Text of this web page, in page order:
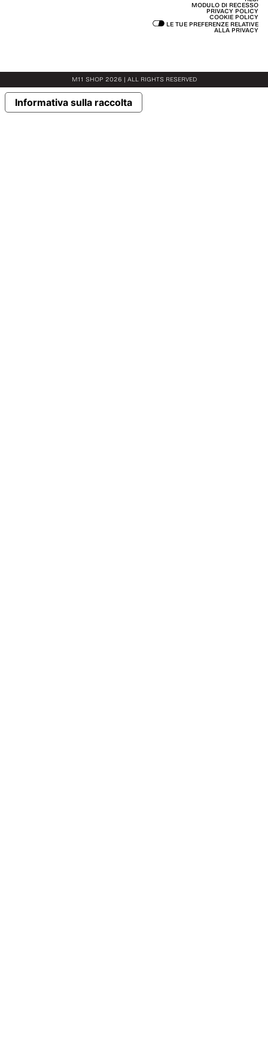
MODULO DI RECESSO
PRIVACY POLICY
COOKIE POLICY
LE TUE PREFERENZE RELATIVE
ALLA PRIVACY
M11 SHOP 2026 | ALL RIGHTS RESERVED
Informativa sulla raccolta